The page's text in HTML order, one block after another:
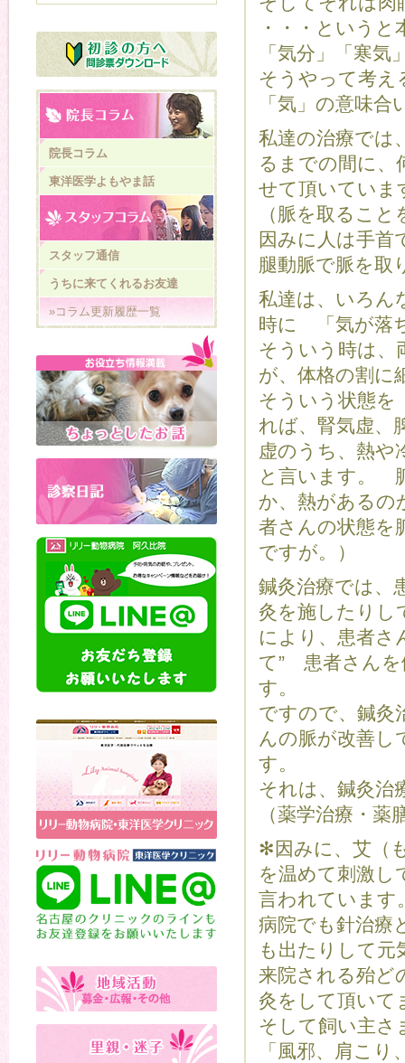
・・・という
「気分」「寒
そうやって考え
「気」の意味
私達の治療では
るまでの間に
せて頂いていま
（脈を取るこ
因みに人は手首
腿動脈で脈を取
私達は、いろん
時に 「気が落
そういう時は、
が、体格の割に
そういう状態を
れば、腎気虚
虚のうち、熱や
と言います。
か、熱があるの
者さんの状態を
ですが。）
鍼灸治療では、
灸を施したりし
により、患者
て” 患者さんを
す。
ですので、鍼灸
んの脈が改善し
す。
それは、鍼灸治
（薬学治療・
✻因みに、艾（
を温めて刺激し
言われています
病院でも針治療
も出たりして元
来院される殆ど
灸をして頂いて
そして飼い主さ
「風邪、肩こ
院長コラム
東洋医学よもやま話
スタッフ通信
うちに来てくれるお友達
»コラム更新履歴一覧